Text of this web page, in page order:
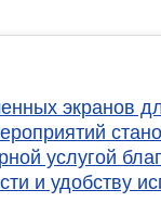
экранов
услугой
и удобству